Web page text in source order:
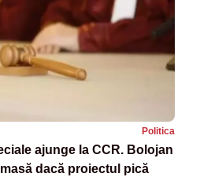
Politica
ajunge la CCR. Bolojan
dacă proiectul pică